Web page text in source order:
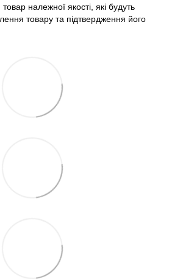
належної якості, які будуть
товару та підтвердження його